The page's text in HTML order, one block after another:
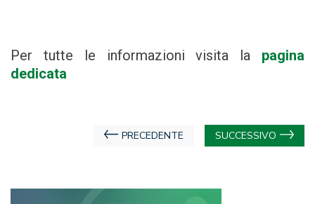
Per tutte le informazioni visita la pagina
dedicata
Navigazione
PRECEDENTE SUCCESSIVO